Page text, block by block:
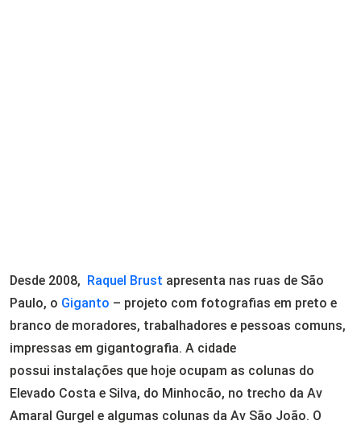
Desde 2008, Raquel Brust apresenta nas ruas de São
Paulo, o Giganto – projeto com fotografias em preto e
branco de moradores, trabalhadores e pessoas comuns,
impressas em gigantografia. A cidade
possui instalações que hoje ocupam as colunas do
Elevado Costa e Silva, do Minhocão, no trecho da Av
Amaral Gurgel e algumas colunas da Av São João. O